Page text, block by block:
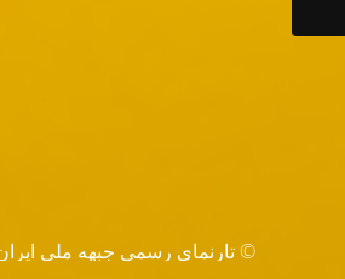
© تارنماي رسمي جبهه ملي ايران-